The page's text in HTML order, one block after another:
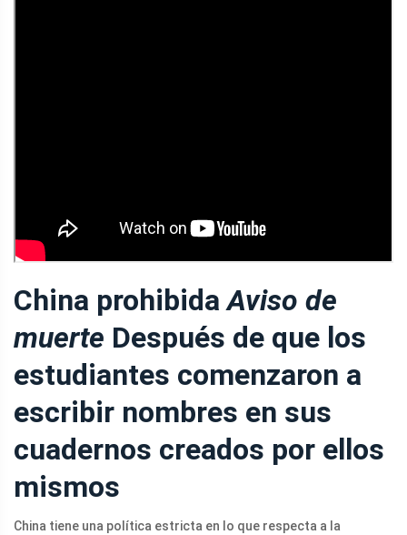
China prohibidaAviso de
muerte Después de que los
estudiantes comenzaron a
escribir nombres en sus
cuadernos creados por ellos
mismos
China tiene una política estricta en lo que respecta a la